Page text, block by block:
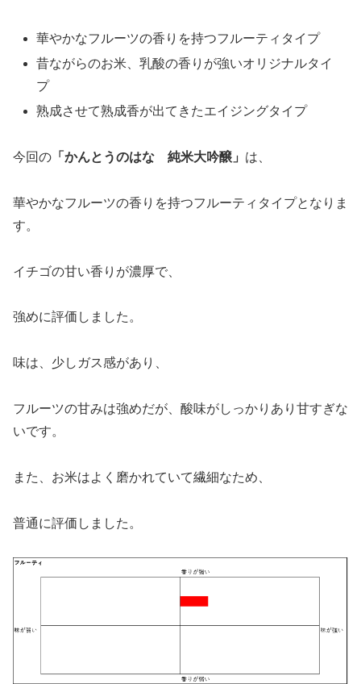
華やかなフルーツの香りを持つフルーティタイプ
昔ながらのお米、乳酸の香りが強いオリジナルタイ
プ
熟成させて熟成香が出てきたエイジングタイプ
今回の 「 かんとうのはな 純米大吟醸 」 は、
華やかなフルーツの香りを持つフルーティタイプとなりま
す。
イチゴの甘い香りが濃厚で、
強めに評価しました。
味は、少しガス感があり、
フルーツの甘みは強めだが、酸味がしっかりあり甘すぎな
いです。
また、お米はよく磨かれていて繊細なため、
普通に評価しました。